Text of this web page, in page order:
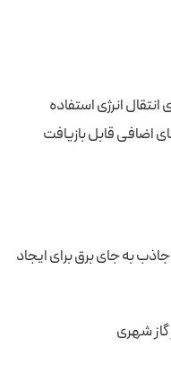
انتقال انرژی استفاده
اضافی قابل بازیافت
به جای برق برای ایجاد
گاز شهری